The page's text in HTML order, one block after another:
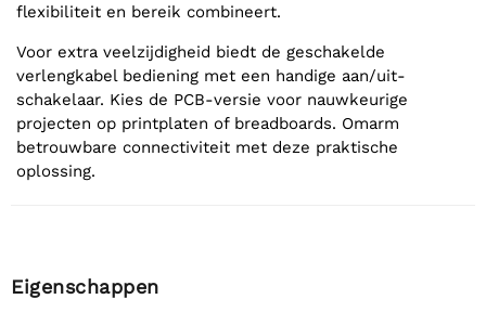
flexibiliteit en bereik combineert.
Voor extra veelzijdigheid biedt de geschakelde
verlengkabel bediening met een handige aan/uit-
schakelaar. Kies de PCB-versie voor nauwkeurige
projecten op printplaten of breadboards. Omarm
betrouwbare connectiviteit met deze praktische
oplossing.
Eigenschappen